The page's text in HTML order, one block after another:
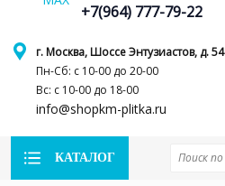
г. Москва, Шоссе Энтузиастов, д. 54
Пн-Сб: с 10-00 до 20-00
Вс: с 10-00 до 18-00
info@shopkm-plitka.ru
+7(964) 777-79-22
КАТАЛОГ